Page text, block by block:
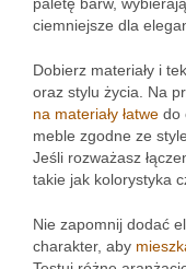
ciemniejsze dla
Dobierz materiały i
oraz stylu życia. Na
na materiały łatwe do
meble zgodne ze
Jeśli rozważasz
takie jak kolorystyka
Nie zapomnij dodać
charakter, aby